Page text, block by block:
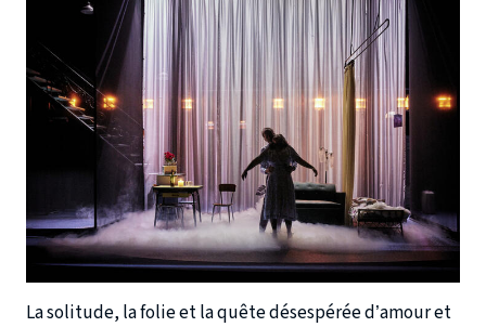
La solitude, la folie et la quête désespérée d’amour et